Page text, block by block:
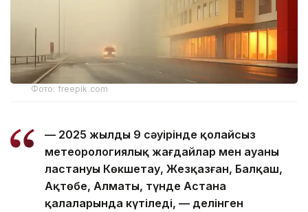
Фото: freepik.com
— 2025 жылдың 9 сәуірінде қолайсыз
метеорологиялық жағдайлар мен ауаның
ластануы Көкшетау, Жезқазған, Балқаш,
Ақтөбе, Алматы, түнде Астана
қалаларында күтіледі, — делінген